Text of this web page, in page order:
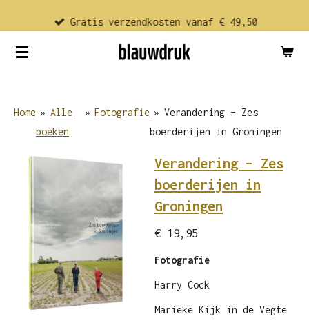
direct
naar
Gratis verzendkosten vanaf € 49,50
Home » Alle
boeken
» Fotografie » Verandering – Zes
boerderijen in Groningen
Verandering – Zes
boerderijen in
Groningen
€ 19,95
Fotografie
Harry Cock
Marieke Kijk in de Vegte